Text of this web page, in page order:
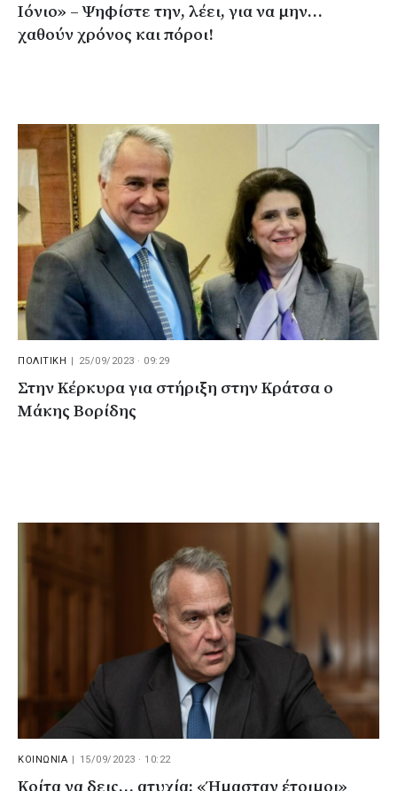
Ιόνιο» – Ψηφίστε την, λέει, για να μην…
χαθούν χρόνος και πόροι!
ΠΟΛΙΤΙΚΗ | 25/09/2023 · 09:29
Στην Κέρκυρα για στήριξη στην Κράτσα ο
Μάκης Βορίδης
ΚΟΙΝΩΝΙΑ 15/09/2023 · 10:22